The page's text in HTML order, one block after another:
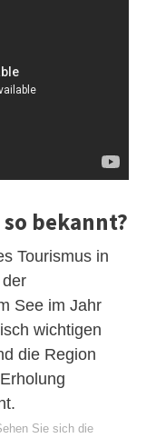
bekannt?
Tourismus in
See im Jahr
wichtigen
die Region
Sie sich die